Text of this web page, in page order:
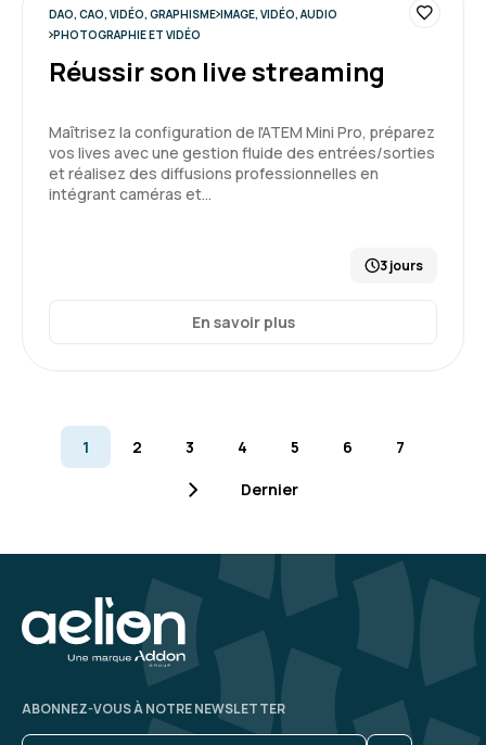
DAO, CAO, VIDÉO, GRAPHISME IMAGE, VIDÉO, AUDIO
PHOTOGRAPHIE ET VIDÉO
Réussir son live streaming
Maîtrisez la configuration de l'ATEM Mini Pro, préparez
vos lives avec une gestion fluide des entrées/sorties
et réalisez des diffusions professionnelles en
intégrant caméras et…
3 jours
En savoir plus
1 2 3 4 5 6 7
Dernier
ABONNEZ-VOUS À NOTRE NEWSLETTER